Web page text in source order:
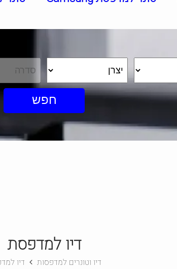
חפש
דיו למדפסת
דיו וטונרים למדפסות דיו